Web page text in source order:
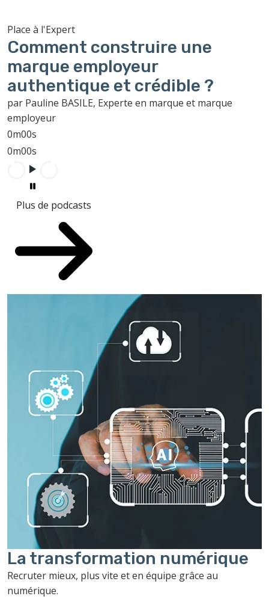
Place à l'Expert
Comment construire une
marque employeur
authentique et crédible ?
par Pauline BASILE, Experte en marque et marque
employeur
0m00s
0m00s
Plus de podcasts
La transformation numérique
Recruter mieux, plus vite et en équipe grâce au
numérique.